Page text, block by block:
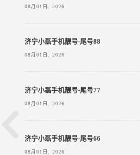
08月01日, 2026
济宁小磊手机靓号-尾号88
08月01日, 2026
济宁小磊手机靓号-尾号77
08月01日, 2026
济宁小磊手机靓号-尾号66
08月01日, 2026